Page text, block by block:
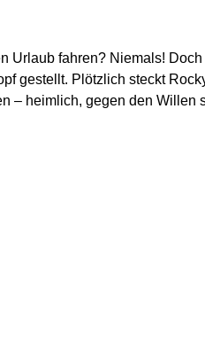
Urlaub fahren? Niemals!
gestellt. Plötzlich steckt
– heimlich, gegen den Willen